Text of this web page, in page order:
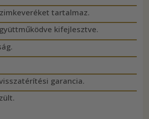
tartalmaz.
kifejlesztve.
garancia.